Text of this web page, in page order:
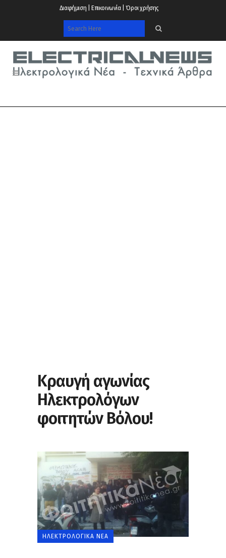
Διαφήμιση | Επικοινωνία | Όροι χρήσης
Κραυγή αγωνίας
Ηλεκτρολόγων
φοιτητών Βόλου!
ΗΛΕΚΤΡΟΛΟΓΙΚΆ ΝΈΑ